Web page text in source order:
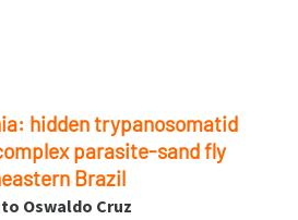
hidden trypanosomatid
parasite-sand fly
Brazil
Oswaldo Cruz